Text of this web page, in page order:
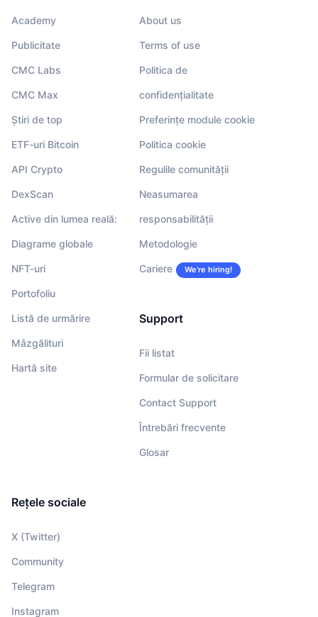
Academy
Publicitate
CMC Labs
CMC Max
Știri de top
ETF-uri Bitcoin
API Crypto
DexScan
Active din lumea reală:
Diagrame globale
NFT-uri
Portofoliu
Listă de urmărire
Mâzgălituri
Hartă site
About us
Terms of use
Politica de
confidențialitate
Preferințe module cookie
Politica cookie
Regulile comunității
Neasumarea
responsabilității
Metodologie
Cariere We’re hiring!
Support
Fii listat
Formular de solicitare
Contact Support
Întrebări frecvente
Glosar
Rețele sociale
X (Twitter)
Community
Telegram
Instagram